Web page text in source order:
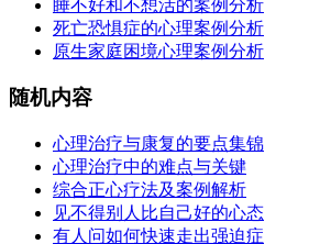
睡不好和不想活的案例分析
死亡恐惧症的心理案例分析
原生家庭困境心理案例分析
随机内容
心理治疗与康复的要点集锦
心理治疗中的难点与关键
综合正心疗法及案例解析
见不得别人比自己好的心态
有人问如何快速走出强迫症